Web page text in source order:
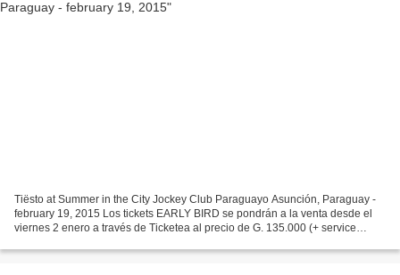
Tiësto at Summer in the City Jockey Club Paraguayo Asunción, Paraguay -
february 19, 2015 Los tickets EARLY BIRD se pondrán a la venta desde el
viernes 2 enero a través de Ticketea al precio de G. 135.000 (+ service